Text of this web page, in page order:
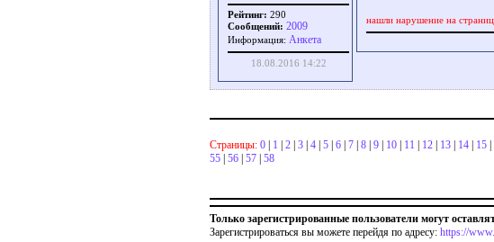
Рейтинг: 290
Сообщений: 2009
Информация: Aнкета
18.08.2016 14:22
нашли нарушение на
Страницы: 0 | 1 | 2 | 3 | 4 | 5 | 6 | 7 | 8 | 9 | 10 | 11 | 12 | 13 | 14 | 15 |
55 | 56 | 57 | 58
Только зарегистрированные пользователи могут
Зарегистрироваться вы можете перейдя по адресу: https://